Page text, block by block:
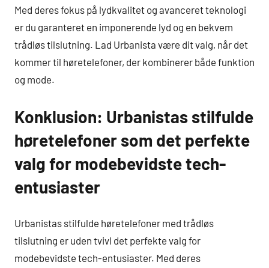
Med deres fokus på lydkvalitet og avanceret teknologi
er du garanteret en imponerende lyd og en bekvem
trådløs tilslutning. Lad Urbanista være dit valg, når det
kommer til høretelefoner, der kombinerer både funktion
og mode.
Konklusion: Urbanistas stilfulde
høretelefoner som det perfekte
valg for modebevidste tech-
entusiaster
Urbanistas stilfulde høretelefoner med trådløs
tilslutning er uden tvivl det perfekte valg for
modebevidste tech-entusiaster. Med deres